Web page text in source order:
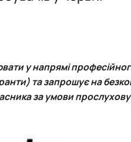
риби і морепродуктів"
у напрямі
та запрошує на
за умови